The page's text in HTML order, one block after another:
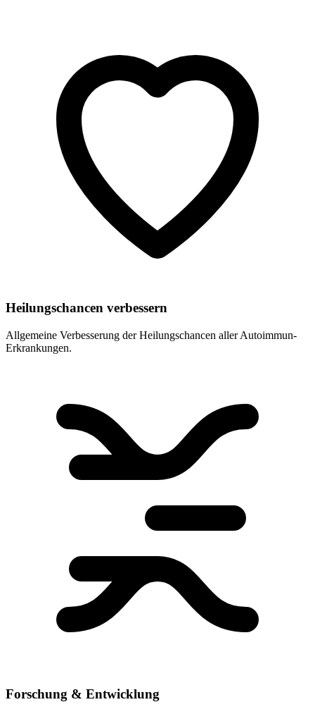
Heilungschancen verbessern
Allgemeine Verbesserung der Heilungschancen aller Autoimmun-
Erkrankungen.
Forschung & Entwicklung